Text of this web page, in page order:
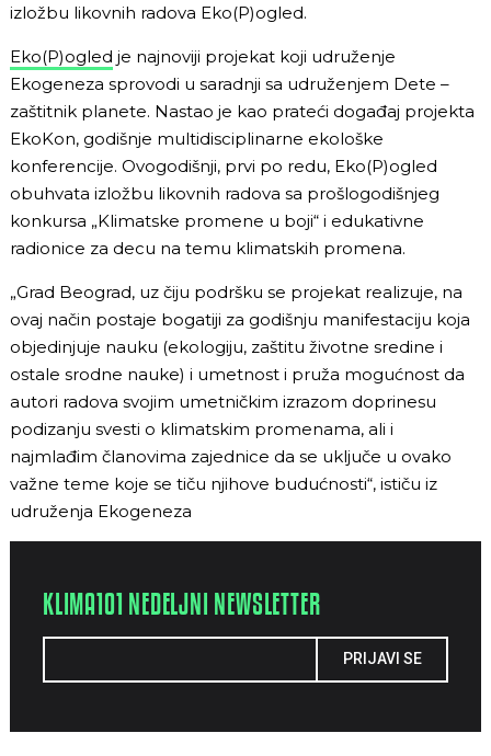
izložbu likovnih radova Eko(P)ogled.
Eko(P)ogled je najnoviji projekat koji udruženje
Ekogeneza sprovodi u saradnji sa udruženjem Dete –
zaštitnik planete. Nastao je kao prateći događaj projekta
EkoKon, godišnje multidisciplinarne ekološke
konferencije. Ovogodišnji, prvi po redu, Eko(P)ogled
obuhvata izložbu likovnih radova sa prošlogodišnjeg
konkursa „Klimatske promene u boji“ i edukativne
radionice za decu na temu klimatskih promena.
„Grad Beograd, uz čiju podršku se projekat realizuje, na
ovaj način postaje bogatiji za godišnju manifestaciju koja
objedinjuje nauku (ekologiju, zaštitu životne sredine i
ostale srodne nauke) i umetnost i pruža mogućnost da
autori radova svojim umetničkim izrazom doprinesu
podizanju svesti o klimatskim promenama, ali i
najmlađim članovima zajednice da se uključe u ovako
važne teme koje se tiču njihove budućnosti“, ističu iz
udruženja Ekogeneza
KLIMA101 NEDELJNI NEWSLETTER
PRIJAVI SE